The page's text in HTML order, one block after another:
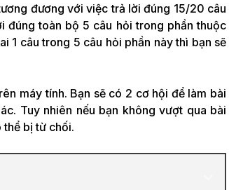
đương với việc trả lời đúng 15/20 câu
đúng toàn bộ 5 câu hỏi trong phần thuộc
1 câu trong 5 câu hỏi phần này thì bạn sẽ
máy tính. Bạn sẽ có 2 cơ hội để làm bài
Tuy nhiên nếu bạn không vượt qua bài
thể bị từ chối.